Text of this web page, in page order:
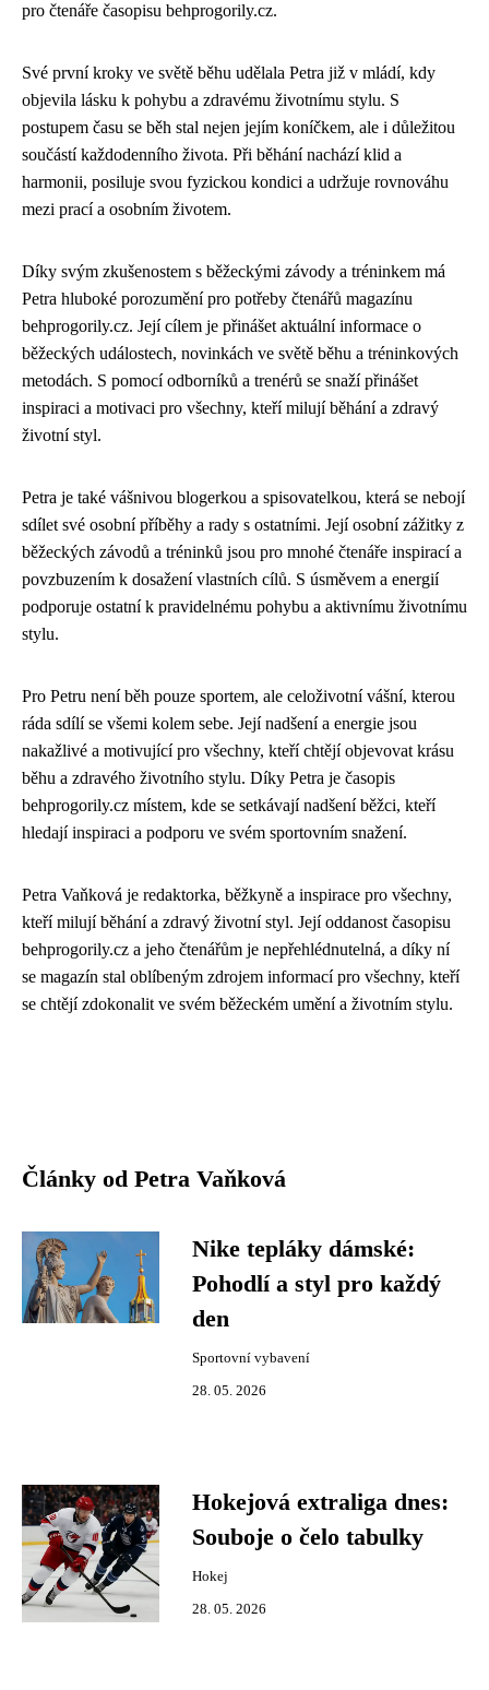
pro čtenáře časopisu behprogorily.cz.
Své první kroky ve světě běhu udělala Petra již v mládí, kdy
objevila lásku k pohybu a zdravému životnímu stylu. S
postupem času se běh stal nejen jejím koníčkem, ale i důležitou
součástí každodenního života. Při běhání nachází klid a
harmonii, posiluje svou fyzickou kondici a udržuje rovnováhu
mezi prací a osobním životem.
Díky svým zkušenostem s běžeckými závody a tréninkem má
Petra hluboké porozumění pro potřeby čtenářů magazínu
behprogorily.cz. Její cílem je přinášet aktuální informace o
běžeckých událostech, novinkách ve světě běhu a tréninkových
metodách. S pomocí odborníků a trenérů se snaží přinášet
inspiraci a motivaci pro všechny, kteří milují běhání a zdravý
životní styl.
Petra je také vášnivou blogerkou a spisovatelkou, která se nebojí
sdílet své osobní příběhy a rady s ostatními. Její osobní zážitky z
běžeckých závodů a tréninků jsou pro mnohé čtenáře inspirací a
povzbuzením k dosažení vlastních cílů. S úsměvem a energií
podporuje ostatní k pravidelnému pohybu a aktivnímu životnímu
stylu.
Pro Petru není běh pouze sportem, ale celoživotní vášní, kterou
ráda sdílí se všemi kolem sebe. Její nadšení a energie jsou
nakažlivé a motivující pro všechny, kteří chtějí objevovat krásu
běhu a zdravého životního stylu. Díky Petra je časopis
behprogorily.cz místem, kde se setkávají nadšení běžci, kteří
hledají inspiraci a podporu ve svém sportovním snažení.
Petra Vaňková je redaktorka, běžkyně a inspirace pro všechny,
kteří milují běhání a zdravý životní styl. Její oddanost časopisu
behprogorily.cz a jeho čtenářům je nepřehlédnutelná, a díky ní
se magazín stal oblíbeným zdrojem informací pro všechny, kteří
se chtějí zdokonalit ve svém běžeckém umění a životním stylu.
Články od Petra Vaňková
Nike tepláky dámské:
Pohodlí a styl pro každý
den
Sportovní vybavení
28. 05. 2026
Hokejová extraliga dnes:
Souboje o čelo tabulky
Hokej
28. 05. 2026